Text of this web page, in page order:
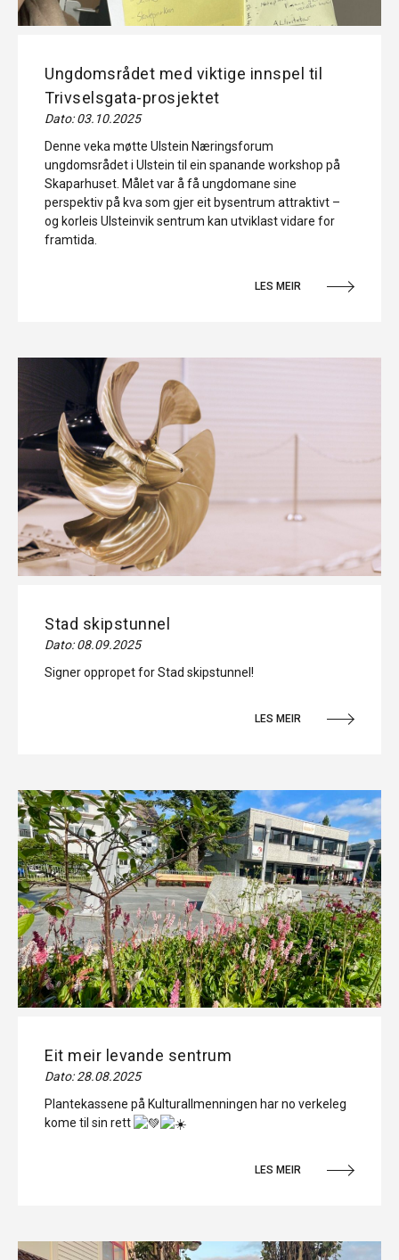
Ungdomsrådet med viktige innspel til
Trivselsgata-prosjektet
Dato: 03.10.2025
Denne veka møtte Ulstein Næringsforum
ungdomsrådet i Ulstein til ein spanande workshop på
Skaparhuset. Målet var å få ungdomane sine
perspektiv på kva som gjer eit bysentrum attraktivt –
og korleis Ulsteinvik sentrum kan utviklast vidare for
framtida.
LES MEIR
Stad skipstunnel
Dato: 08.09.2025
Signer oppropet for Stad skipstunnel!
LES MEIR
Eit meir levande sentrum
Dato: 28.08.2025
Plantekassene på Kulturallmenningen har no verkeleg
kome til sin rett
LES MEIR